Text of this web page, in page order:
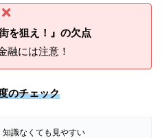
を狙え！』の欠点
融には注意！
のチェック
知識なくても見やすい